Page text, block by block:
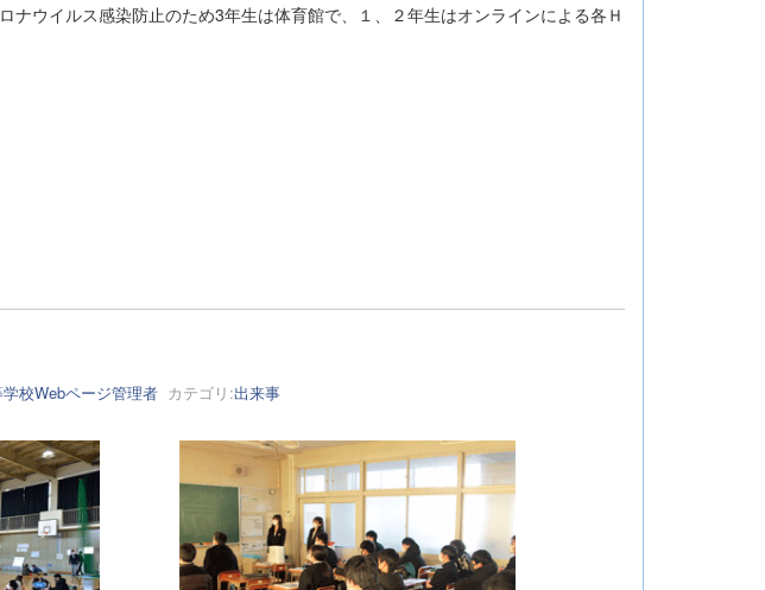
ウイルス感染防止のため3年生は体育館で、１、２年生はオンラインによる各Ｈ
校Webページ管理者カテゴリ:出来事